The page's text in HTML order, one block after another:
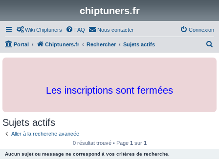
chiptuners.fr
Wiki Chiptuners FAQ Nous contacter Connexion
Portal Chiptuners.fr Rechercher Sujets actifs
c
Les inscriptions sont fermées
Sujets actifs
Aller à la recherche avancée
0 résultat trouvé • Page 1 sur 1
Aucun sujet ou message ne correspond à vos critères de recherche.